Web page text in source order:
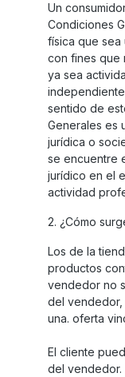
Un
Condiciones
física que sea
con fines que
ya sea
sentido de
Generales es
jurídica o
se encuentre
jurídico en el
actividad
2. ¿Cómo
Los de la
productos
vendedor no
del vendedor,
una. oferta
El cliente
del vendedor.